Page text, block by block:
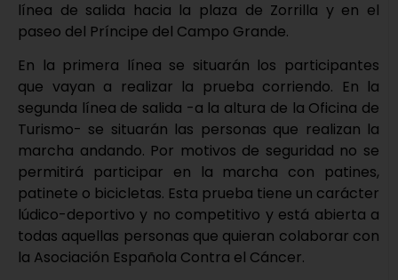
línea de salida hacia la plaza de Zorrilla y en el
paseo del Príncipe del Campo Grande.
En la primera línea se situarán los participantes
que vayan a realizar la prueba corriendo. En la
segunda línea de salida -a la altura de la Oficina de
Turismo- se situarán las personas que realizan la
marcha andando. Por motivos de seguridad no se
permitirá participar en la marcha con patines,
patinete o bicicletas. Esta prueba tiene un carácter
lúdico-deportivo y no competitivo y está abierta a
todas aquellas personas que quieran colaborar con
la Asociación Española Contra el Cáncer.